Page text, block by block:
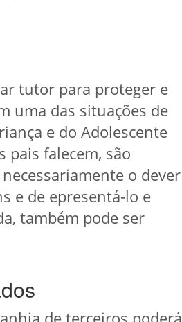
tutor para proteger e
uma das situações de
e do Adolescente
pais falecem, são
o dever
e de epresentá-lo e
também pode ser